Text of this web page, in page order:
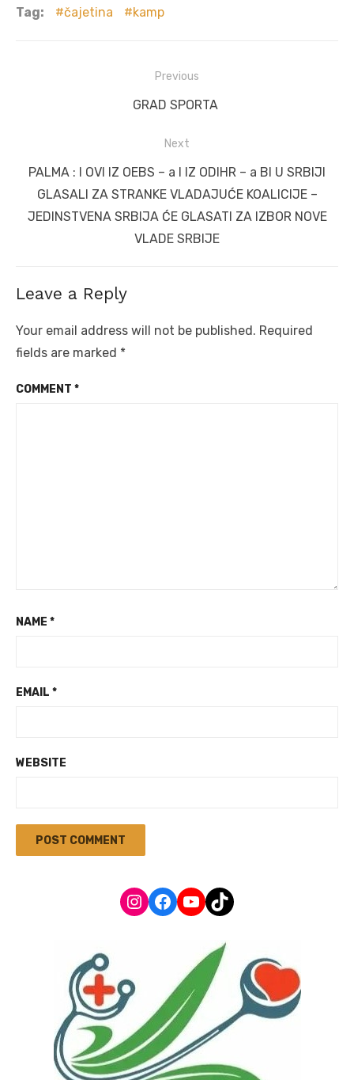
Tag: čajetina kamp
Previous
Previous
GRAD SPORTA
Next
Next
post:
PALMA : I OVI IZ OEBS – a I IZ ODIHR – a BI U SRBIJI
GLASALI ZA STRANKE VLADAJUĆE KOALICIJE –
JEDINSTVENA SRBIJA ĆE GLASATI ZA IZBOR NOVE
VLADE SRBIJE
Leave a Reply
Your email address will not be published. Required
fields are marked *
COMMENT *
NAME *
EMAIL *
WEBSITE
Instagram
Facebook
YouTube
TikTok